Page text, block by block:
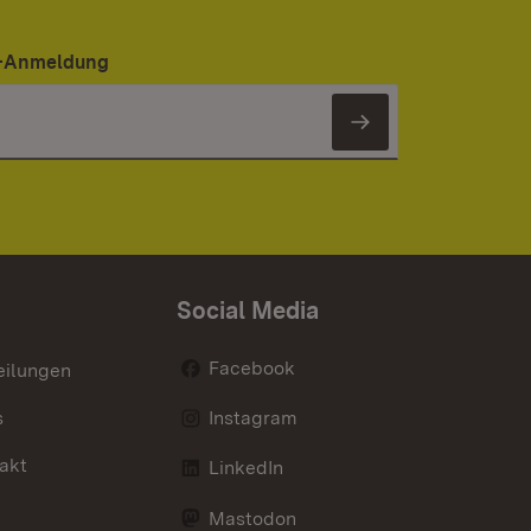
Newsletter
Social Media
Facebook
Instagram
LinkedIn
Mastodon